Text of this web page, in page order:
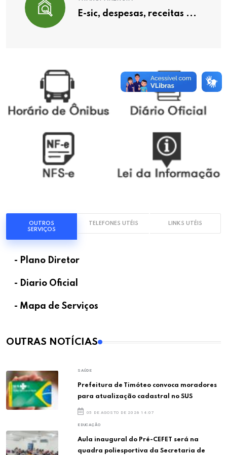
E-sic, despesas, receitas ...
OUTROS
SERVIÇOS
TELEFONES UTÉIS LINKS UTÉIS
- Plano Diretor
- Diario Oficial
- Mapa de Serviços
OUTRAS NOTÍCIAS
SAÚDE
Prefeitura de Timóteo convoca moradores
para atualização cadastral no SUS
05 DE AGOSTO DE 2026 14:07
EDUCAÇÃO
Aula inaugural do Pré-CEFET será na
quadra poliesportiva da Secretaria de